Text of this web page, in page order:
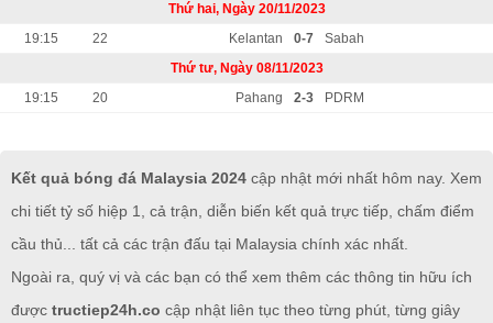
Thứ hai, Ngày 20/11/2023
19:15
22 Kelantan 0-7
Sabah
Thứ tư, Ngày 08/11/2023
19:15
20 Pahang 2-3 PDRM
Kết quả bóng đá Malaysia 2024 cập nhật mới nhất hôm nay. Xem
chi tiết tỷ số hiệp 1, cả trận, diễn biến kết quả trực tiếp, chấm điểm
cầu thủ... tất cả các trận đấu tại Malaysia chính xác nhất.
Ngoài ra, quý vị và các bạn có thể xem thêm các thông tin hữu ích
được tructiep24h.co cập nhật liên tục theo từng phút, từng giây